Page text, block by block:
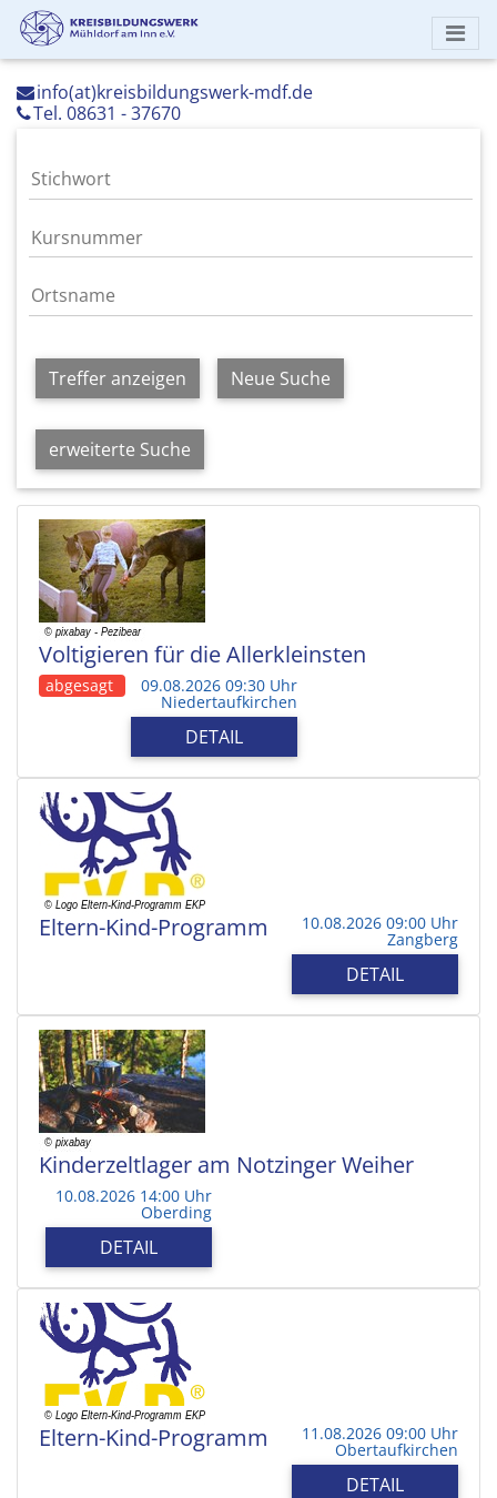
info(at)kreisbildungswerk-mdf.de
Tel. 08631 - 37670
Treffer anzeigen Neue Suche
erweiterte Suche
Voltigieren für die Allerkleinsten
abgesagt 09.08.2026 09:30 Uhr
Niedertaufkirchen
DETAIL
Eltern-Kind-Programm 10.08.2026 09:00 Uhr
Zangberg
DETAIL
Kinderzeltlager am Notzinger Weiher
10.08.2026 14:00 Uhr
Oberding
DETAIL
Eltern-Kind-Programm 11.08.2026 09:00 Uhr
Obertaufkirchen
DETAIL